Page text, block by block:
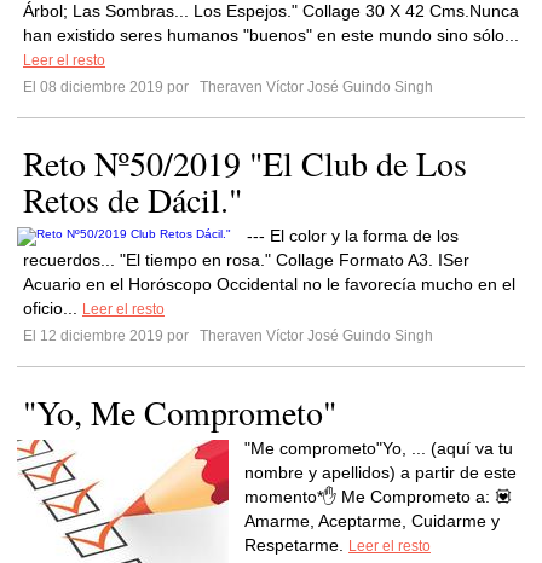
Árbol; Las Sombras... Los Espejos." Collage 30 X 42 Cms.Nunca
han existido seres humanos "buenos" en este mundo sino sólo...
Leer el resto
El 08 diciembre 2019 por
Theraven Víctor José Guindo Singh
Reto Nº50/2019 "El Club de Los
Retos de Dácil."
--- El color y la forma de los
recuerdos... "El tiempo en rosa." Collage Formato A3. ISer
Acuario en el Horóscopo Occidental no le favorecía mucho en el
oficio...
Leer el resto
El 12 diciembre 2019 por
Theraven Víctor José Guindo Singh
"Yo, Me Comprometo"
"Me comprometo"Yo, ... (aquí va tu
nombre y apellidos) a partir de este
momento*✋ Me Comprometo a: 💟
Amarme, Aceptarme, Cuidarme y
Respetarme.
Leer el resto